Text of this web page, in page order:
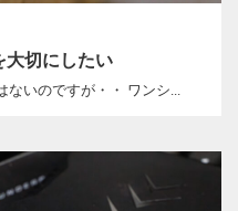
大切にしたい
いのですが・・ ワンシ...